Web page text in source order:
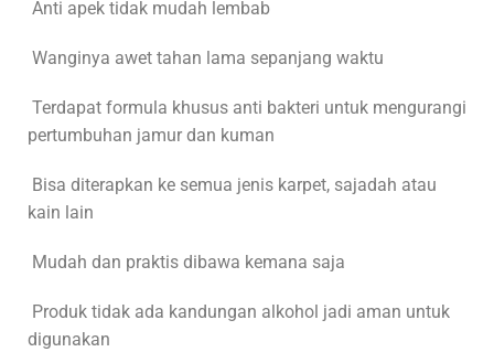
Anti apek tidak mudah lembab
Wanginya awet tahan lama sepanjang waktu
Terdapat formula khusus anti bakteri untuk mengurangi
pertumbuhan jamur dan kuman
Bisa diterapkan ke semua jenis karpet, sajadah atau
kain lain
Mudah dan praktis dibawa kemana saja
Produk tidak ada kandungan alkohol jadi aman untuk
digunakan